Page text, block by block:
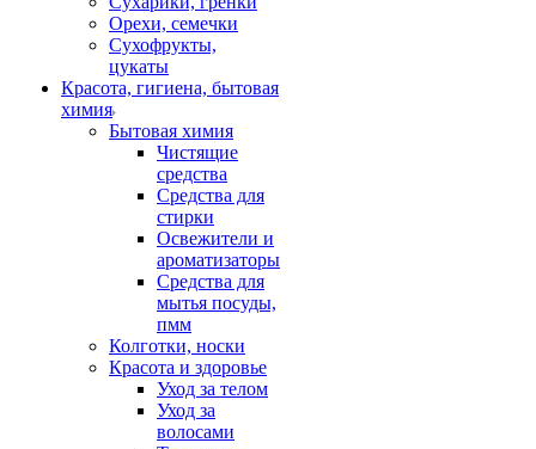
Орехи, семечки
Сухофрукты,
цукаты
Красота, гигиена, бытовая
химия
Бытовая химия
Чистящие
средства
Средства для
стирки
Освежители и
ароматизаторы
Средства для
мытья посуды,
пмм
Колготки, носки
Красота и здоровье
Уход за телом
Уход за
волосами